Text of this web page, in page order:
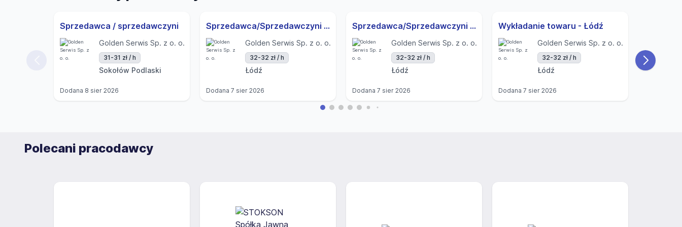
Sprzedawca / sprzedawczyni
Golden Serwis Sp. z o. o.
31-31 zł / h
Sokołów Podlaski
Dodana 8 sier 2026
Sprzedawca/Sprzedawczyni - ŁÓDŹ ul. Przybyszewskiego
Golden Serwis Sp. z o. o.
32-32 zł / h
Łódź
Dodana 7 sier 2026
Sprzedawca/Sprzedawczyni - ŁÓDŹ ul. Elsnera
Golden Serwis Sp. z o. o.
32-32 zł / h
Łódź
Dodana 7 sier 2026
Wykładanie towaru - Łódź
Golden Serwis Sp. z o. o.
32-32 zł / h
Łódź
Dodana 7 sier 2026
Polecani pracodawcy